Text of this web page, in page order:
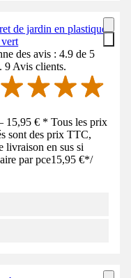
de jardin en plastique
des avis : 4.9 de 5
9 Avis clients.
€ * Tous les prix
sont des prix TTC,
livraison en sus si
par pce15,95 €*/